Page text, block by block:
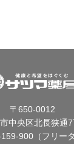
〒650-0012
中央区北長狭通
900（フリーダ